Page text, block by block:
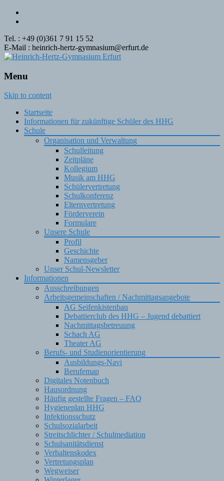
Tel. : +49 (0)361 7 91 15 52
E-Mail : heinrich-hertz-gymnasium@erfurt.de
Menu
Skip to content
Startseite
Informationen für zukünftige Schüler des HHG
Schule
Organisation und Verwaltung
Schulleitung
Zeitpläne
Kollegium
Musik am HHG
Schülervertretung
Schulkonferenz
Elternvertretung
Förderverein
Formulare
Unsere Schule
Profil
Geschichte
Namensgeber
Unser Schul-Newsletter
Informationen
Ausschreibungen
Arbeitsgemeinschaften / Nachmittagsangebote
AG Seifenkistenbau
Debattierclub des HHG – Jugend debattiert
Nachmittagsbetreuung
Schach AG
Theater AG
Berufs- und Studienorientierung
Ausbildungs-Navi
Berufemap
Digitales Notenbuch
Hausordnung
Häufig gestellte Fragen – FAQ
Hygieneplan HHG
Infektionsschutz
Schulsozialarbeit
Streitschlichter / Schulmediation
Schulsanitätsdienst
Verhaltenskodex
Vertretungsplan
Wegweiser